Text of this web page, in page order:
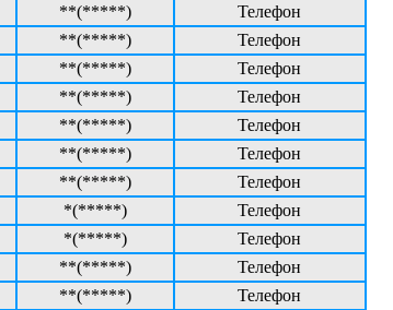
**(*****)
Телефон
**(*****)
Телефон
**(*****)
Телефон
**(*****)
Телефон
**(*****)
Телефон
**(*****)
Телефон
**(*****)
Телефон
*(*****)
Телефон
*(*****)
Телефон
**(*****)
Телефон
**(*****)
Телефон